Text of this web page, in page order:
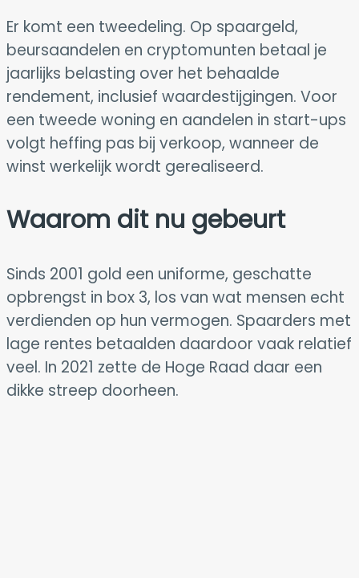
Er komt een tweedeling. Op spaargeld,
beursaandelen en cryptomunten betaal je
jaarlijks belasting over het behaalde
rendement, inclusief waardestijgingen. Voor
een tweede woning en aandelen in start-ups
volgt heffing pas bij verkoop, wanneer de
winst werkelijk wordt gerealiseerd.
Waarom dit nu gebeurt
Sinds 2001 gold een uniforme, geschatte
opbrengst in box 3, los van wat mensen echt
verdienden op hun vermogen. Spaarders met
lage rentes betaalden daardoor vaak relatief
veel. In 2021 zette de Hoge Raad daar een
dikke streep doorheen.